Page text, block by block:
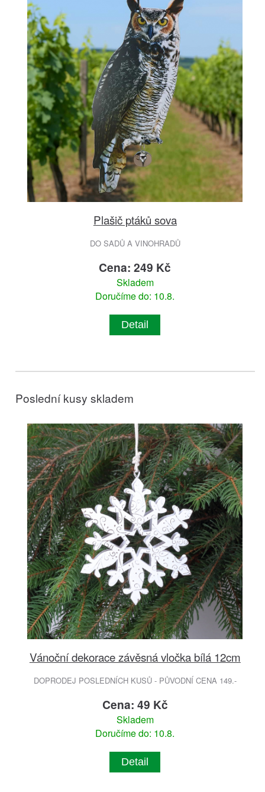
Plašič ptáků sova
DO SADŮ A VINOHRADŮ
Cena: 249 Kč
Skladem
Doručíme do: 10.8.
Detail
Poslední kusy skladem
Vánoční dekorace závěsná vločka bílá 12cm
DOPRODEJ POSLEDNÍCH KUSŮ - PŮVODNÍ CENA 149.-
Cena: 49 Kč
Skladem
Doručíme do: 10.8.
Detail